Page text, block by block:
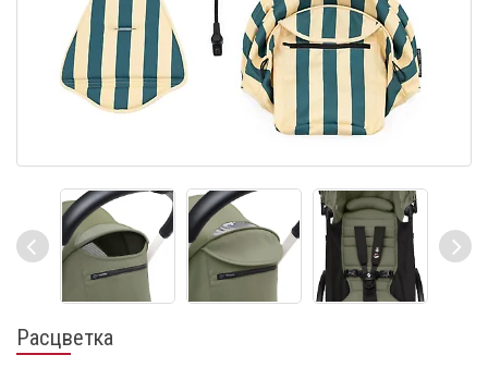
Расцветка